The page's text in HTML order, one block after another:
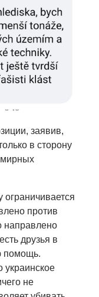
заявив,
в сторону
против
направлено
друзья в
помощь.
украинское
не